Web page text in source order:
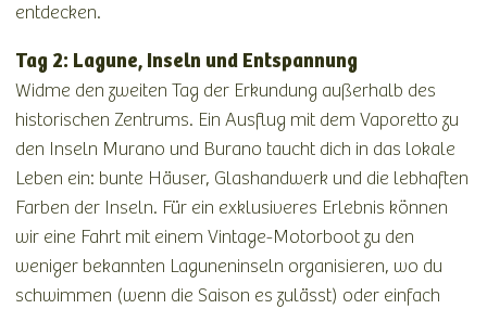
entdecken.
Tag 2: Lagune, Inseln und Entspannung
Widme den zweiten Tag der Erkundung außerhalb des
historischen Zentrums. Ein Ausflug mit dem Vaporetto zu
den Inseln Murano und Burano taucht dich in das lokale
Leben ein: bunte Häuser, Glashandwerk und die lebhaften
Farben der Inseln. Für ein exklusiveres Erlebnis können
wir eine Fahrt mit einem Vintage-Motorboot zu den
weniger bekannten Laguneninseln organisieren, wo du
schwimmen (wenn die Saison es zulässt) oder einfach